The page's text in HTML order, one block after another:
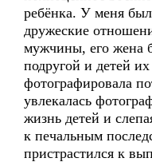
ребёнка. У меня
дружеские
мужчины, его жена
подругой и детей
фотографировала
увлекалась
жизнь детей и
к печальным
пристрастился к